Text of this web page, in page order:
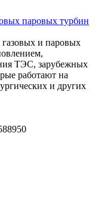
паровых турбин
и паровых
ТЭС, зарубежных
работают на
и других